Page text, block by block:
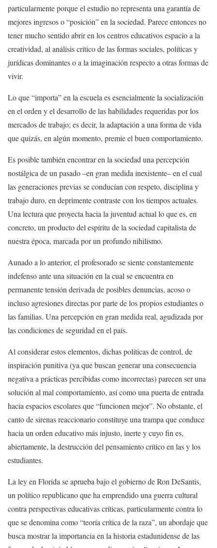
particularmente porque el estudio no representa una garantía de
mejores ingresos o “posición” en la sociedad. Parece entonces no
tener mucho sentido abrir en los centros educativos espacio a la
creatividad, al análisis crítico de las formas sociales, políticas y
jurídicas dominantes o a la imaginación respecto a otras formas de
vivir.
Lo que “importa” en la escuela es esencialmente la socialización
en el orden y el desarrollo de las habilidades requeridas por los
mercados de trabajo; es decir, la adaptación a una forma de vida
que quizás, en algún momento, premie el buen comportamiento.
Es posible también encontrar en la sociedad una percepción
nostálgica de un pasado –en gran medida inexistente– en el cual
las generaciones previas se conducían con respeto, disciplina y
trabajo duro, en deprimente contraste con los tiempos actuales.
Una lectura que proyecta hacia la juventud actual lo que es, en
concreto, un producto del espíritu de la sociedad capitalista de
nuestra época, marcada por un profundo nihilismo.
Aunado a lo anterior, el profesorado se siente constantemente
indefenso ante una situación en la cual se encuentra en
permanente tensión derivada de posibles denuncias, acoso o
incluso agresiones directas por parte de los propios estudiantes o
las familias. Una percepción en gran medida real, agudizada por
las condiciones de seguridad en el país.
Al considerar estos elementos, dichas políticas de control, de
inspiración punitiva (ya que buscan generar una consecuencia
negativa a prácticas percibidas como incorrectas) parecen ser una
solución al mal comportamiento, así como una puerta de entrada
hacia espacios escolares que “funcionen mejor”. No obstante, el
canto de sirenas reaccionario constituye una trampa que conduce
hacia un orden educativo más injusto, inerte y cuyo fin es,
abiertamente, la destrucción del pensamiento crítico en las y los
estudiantes.
La ley en Florida se aprueba bajo el gobierno de Ron DeSantis,
un político republicano que ha emprendido una guerra cultural
contra perspectivas educativas críticas, particularmente contra lo
que se denomina como “teoría crítica de la raza”, un abordaje que
busca mostrar la importancia en la historia estadunidense de las